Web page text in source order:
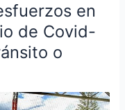
en
de Covid-
o